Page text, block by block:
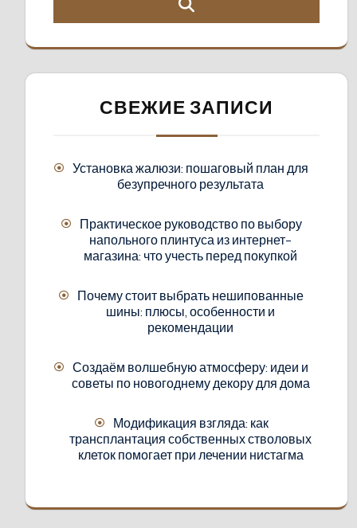
СВЕЖИЕ ЗАПИСИ
Установка жалюзи: пошаговый план для
безупречного результата
Практическое руководство по выбору
напольного плинтуса из интернет-
магазина: что учесть перед покупкой
Почему стоит выбрать нешипованные
шины: плюсы, особенности и
рекомендации
Создаём волшебную атмосферу: идеи и
советы по новогоднему декору для дома
Модификация взгляда: как
трансплантация собственных стволовых
клеток помогает при лечении нистагма